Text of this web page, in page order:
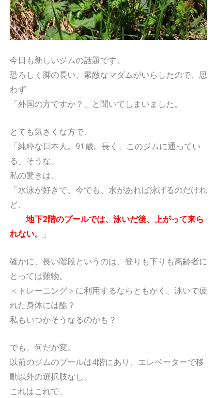
今日も新しいジムの話題です。
恐ろしく脚の長い、素敵なマダムがいらしたので、思
わず
「外国の方ですか？」と聞いてしまいました。
とても気さくな方で、
「純粋な日本人。91歳。長く、このジムに通ってい
る」そうな。
私の驚きは、
「水泳が好きで、今でも、水があれば泳げるのだけれ
ど、
地下2階のプールでは、泳いだ後、上がって来ら
れない。
」
確かに、長い階段というのは、登りも下りも高齢者に
とっては難物。
＜トレーニング＞に利用するならともかく、泳いで疲
れた身体には酷？
私もいつかそうなるのかも？
でも、何だか変。
以前のジムのプールは4階にあり、エレベーターで移
動以外の選択肢なし。
これはこれで、